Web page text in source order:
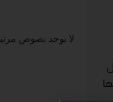
لا يوجد نصوص